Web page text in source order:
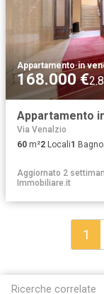
Appartamento·in
168.000 €
Appartamento
Via Venalzio
60 m²2 Locali1 Bagno
Aggiornato 2
Immobiliare.it
1
Ricerche correlate